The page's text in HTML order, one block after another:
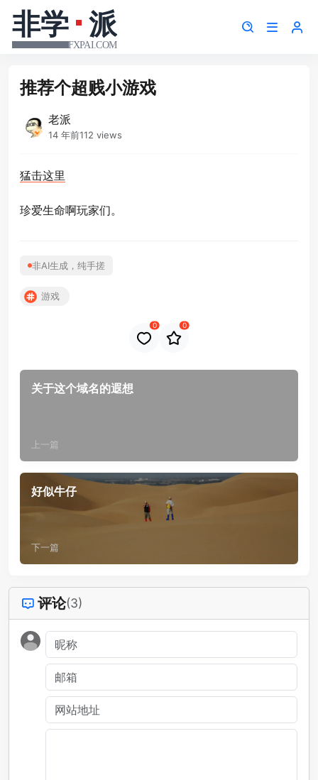
推荐个超贱小游戏
老派
14 年前112 views
猛击这里
珍爱生命啊玩家们。
非AI生成，纯手搓
游戏
0 0
关于这个域名的遐想
上一篇
好似牛仔
下一篇
评论(3)